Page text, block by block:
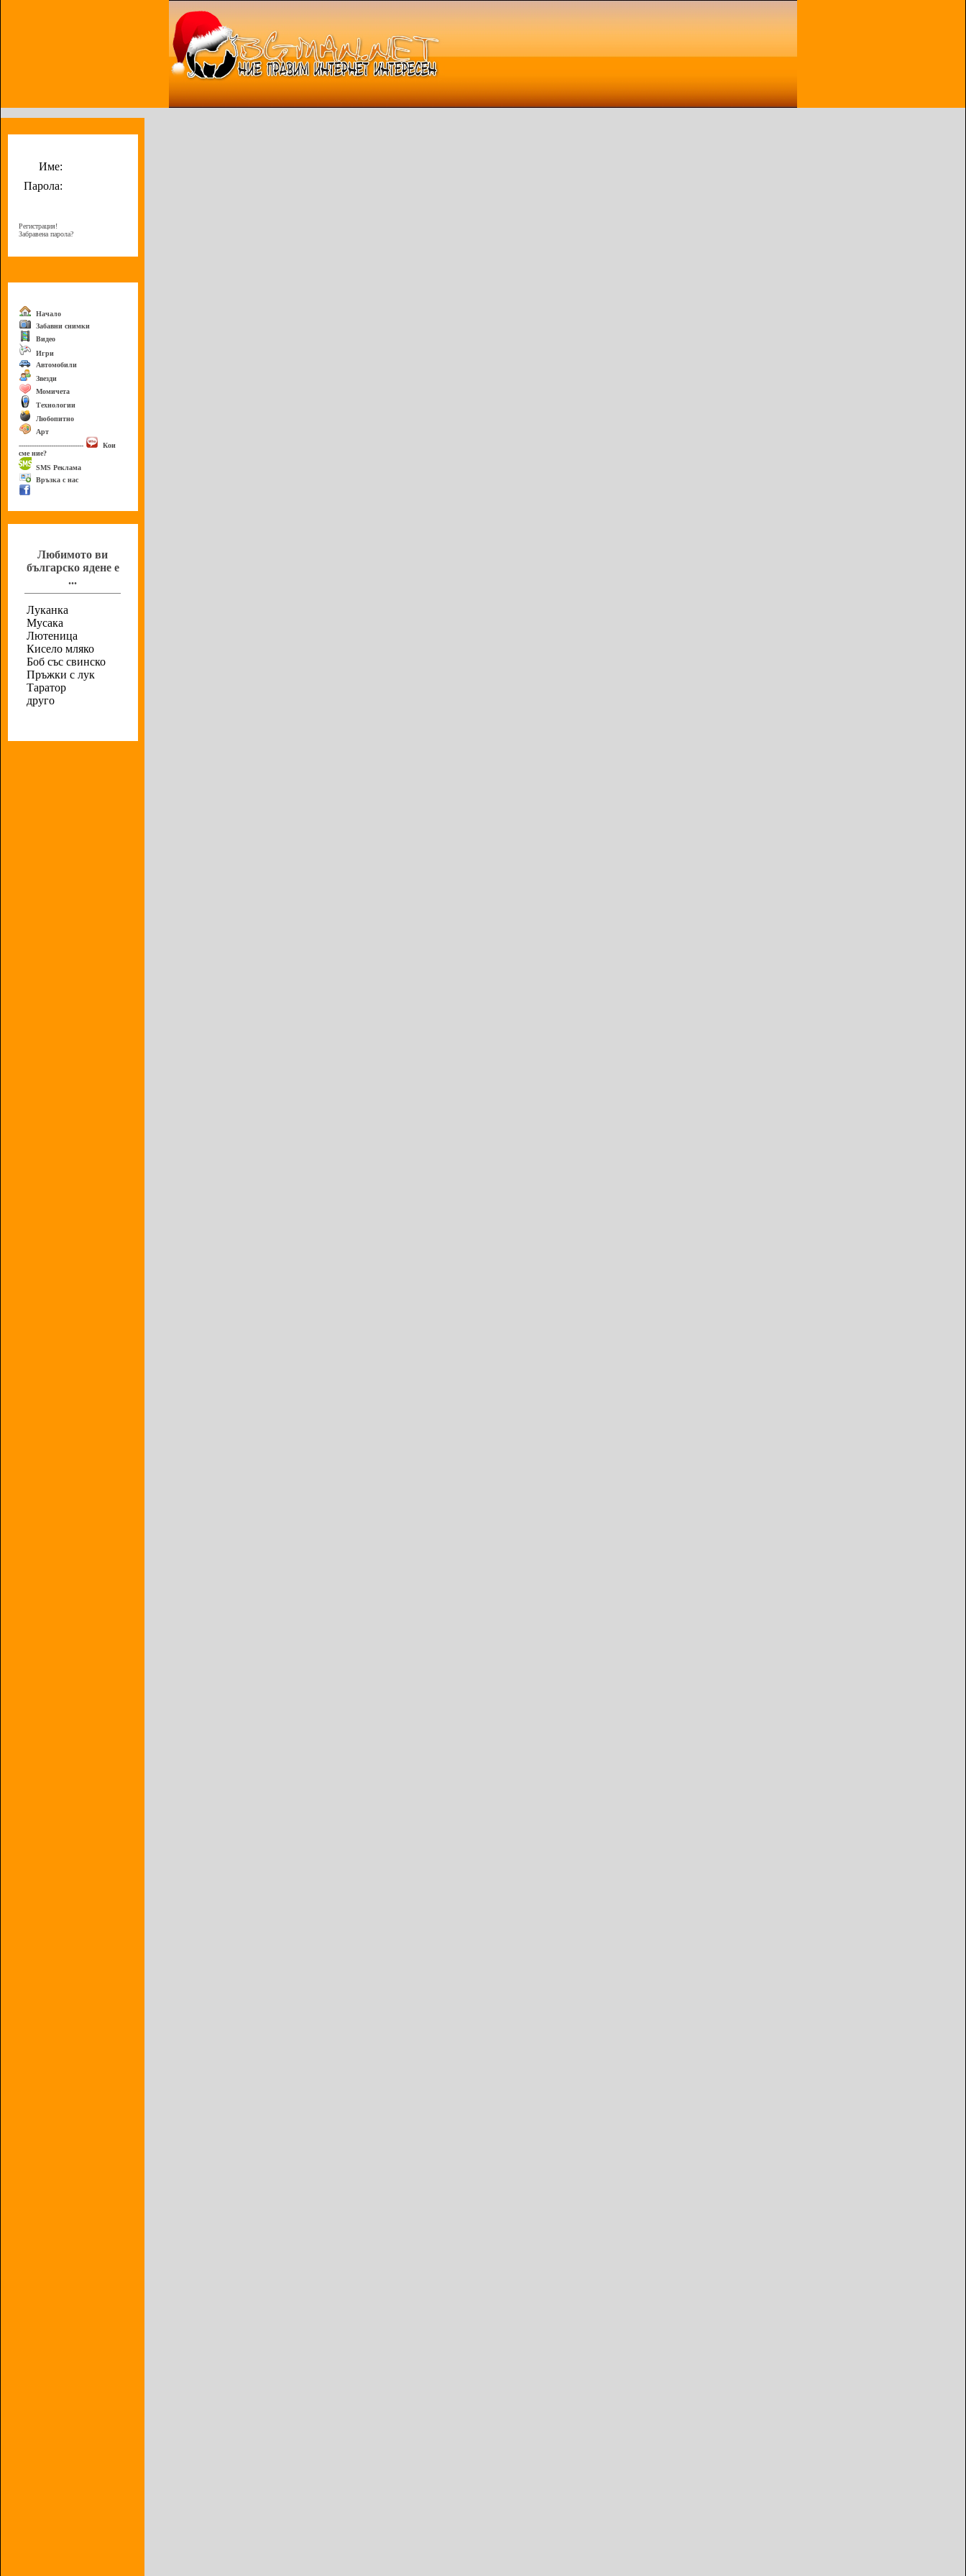
Име:
Парола:
Регистрация!
Забравена парола?
Начало
Забавни снимки
Видео
Игри
Автомобили
Звезди
Момичета
Технологии
Любопитно
Арт
------------------------------
Кои
сме ние?
SMS Реклама
Връзка с нас
Любимото ви
българско ядене е
...
Луканка
Мусака
Лютеница
Кисело мляко
Боб със свинско
Пръжки с лук
Таратор
друго